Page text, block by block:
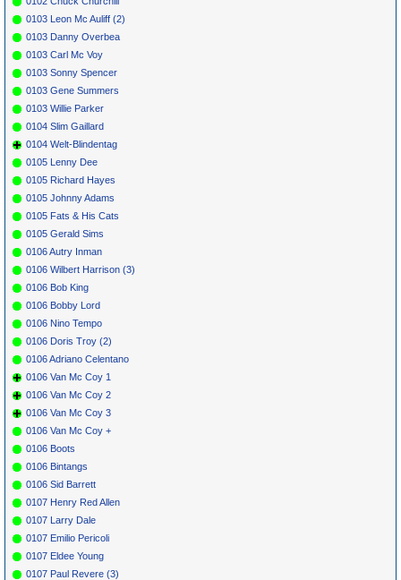
0103 Leon Mc Auliff (2)
0103 Danny Overbea
0103 Carl Mc Voy
0103 Sonny Spencer
0103 Gene Summers
0103 Willie Parker
0104 Slim Gaillard
0104 Welt-Blindentag
0105 Lenny Dee
0105 Richard Hayes
0105 Johnny Adams
0105 Fats & His Cats
0105 Gerald Sims
0106 Autry Inman
0106 Wilbert Harrison (3)
0106 Bob King
0106 Bobby Lord
0106 Nino Tempo
0106 Doris Troy (2)
0106 Adriano Celentano
0106 Van Mc Coy 1
0106 Van Mc Coy 2
0106 Van Mc Coy 3
0106 Van Mc Coy +
0106 Boots
0106 Bintangs
0106 Sid Barrett
0107 Henry Red Allen
0107 Larry Dale
0107 Emilio Pericoli
0107 Eldee Young
0107 Paul Revere (3)